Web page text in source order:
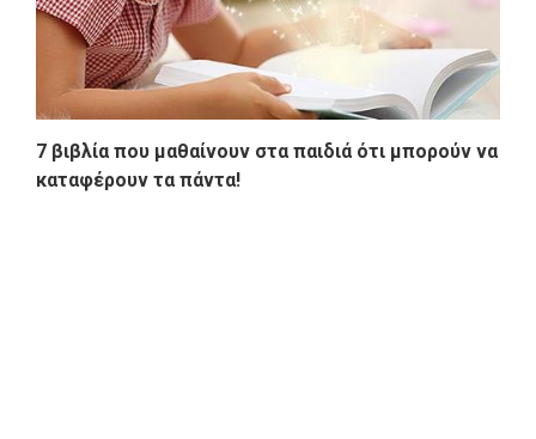
7 βιβλία που μαθαίνουν στα παιδιά ότι μπορούν να
καταφέρουν τα πάντα!